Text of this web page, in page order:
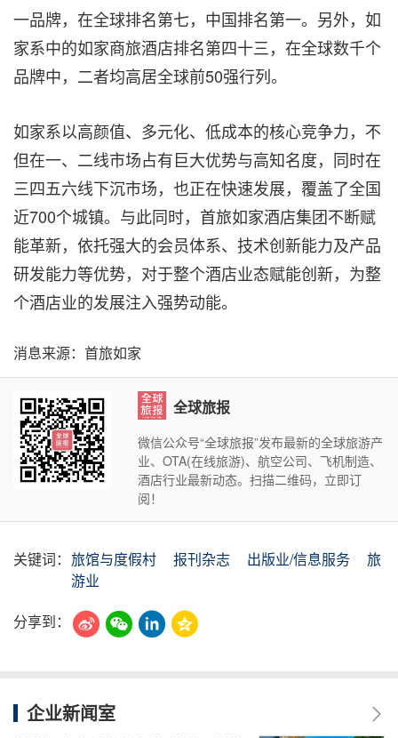
一品牌，在全球排名第七，中国排名第一。另外，如
家系中的如家商旅酒店排名第四十三，在全球数千个
品牌中，二者均高居全球前50强行列。
如家系以高颜值、多元化、低成本的核心竞争力，不
但在一、二线市场占有巨大优势与高知名度，同时在
三四五六线下沉市场，也正在快速发展，覆盖了全国
近700个城镇。与此同时，首旅如家酒店集团不断赋
能革新，依托强大的会员体系、技术创新能力及产品
研发能力等优势，对于整个酒店业态赋能创新，为整
个酒店业的发展注入强势动能。
消息来源：首旅如家
全球旅报
微信公众号“全球旅报”发布最新的全球旅游产
业、OTA(在线旅游)、航空公司、飞机制造、
酒店行业最新动态。扫描二维码，立即订
阅！
关键词： 旅馆与度假村 报刊杂志 出版业/信息服务
旅
游业
分享到：
企业新闻室